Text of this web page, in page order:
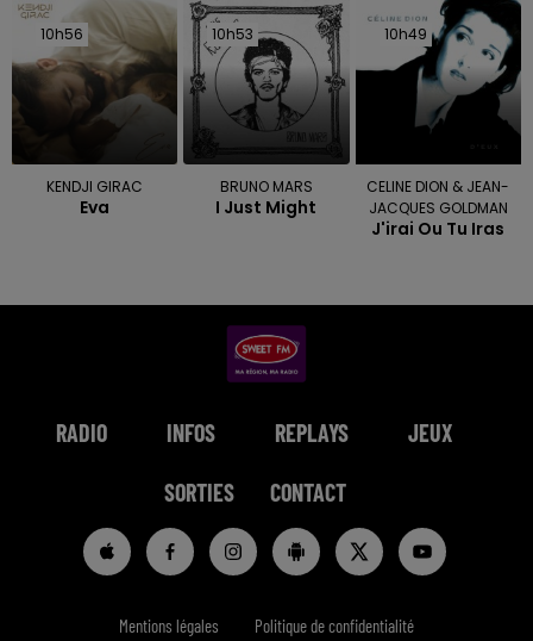
10h56
10h56
KENDJI GIRAC
Eva
10h53
10h53
BRUNO MARS
I Just Might
10h49
10h49
CELINE DION & JEAN-
JACQUES GOLDMAN
J'irai Ou Tu Iras
RADIO INFOS REPLAYS JEUX
SORTIES CONTACT
Mentions légales Politique de confidentialité